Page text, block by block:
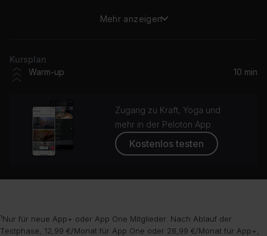
Mehr anzeigen
Kursplan
Warm-up
10 min
Zugang zu Kraft, Yoga und
mehr in der Peloton App
Kostenlos testen
¹Nur für neue App+ oder App One Mitglieder. Nach Ablauf der
Testphase, 12,99 €/Monat für App One oder 28,99 €/Monat für App+,